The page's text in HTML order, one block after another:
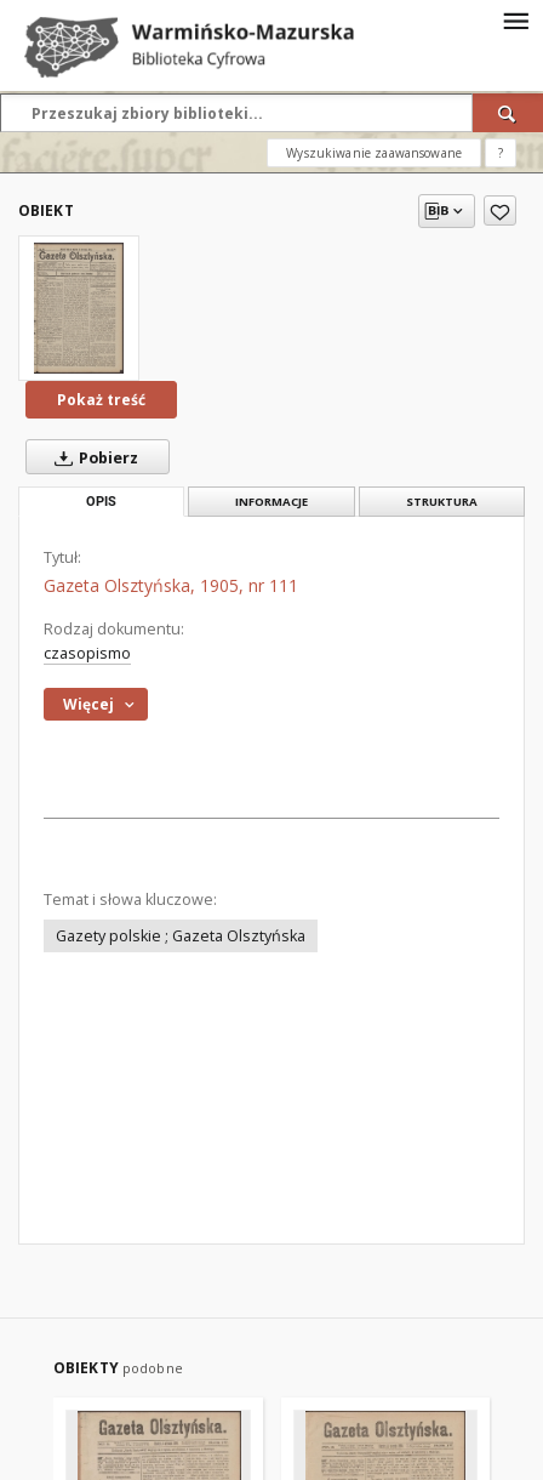
Wyszukiwanie zaawansowane ?
OBIEKT
Pokaż treść
Pobierz
OPIS INFORMACJE STRUKTURA
Tytuł:
Gazeta Olsztyńska, 1905, nr 111
Rodzaj dokumentu:
czasopismo
Więcej
Temat i słowa kluczowe:
Gazety polskie ; Gazeta Olsztyńska
OBIEKTY podobne